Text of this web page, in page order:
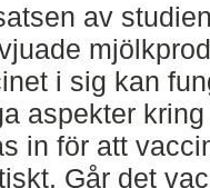
av
i sig kan
aspekter
in för att
Går det